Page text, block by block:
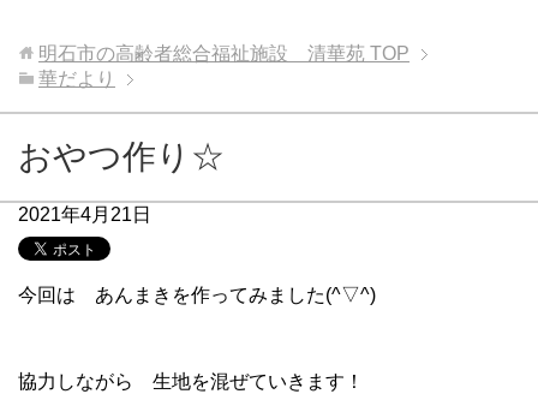
明石市の高齢者総合福祉施設 清華苑 TOP
華だより
おやつ作り☆
2021年4月21日
今回は あんまきを作ってみました(^▽^)
協力しながら 生地を混ぜていきます！